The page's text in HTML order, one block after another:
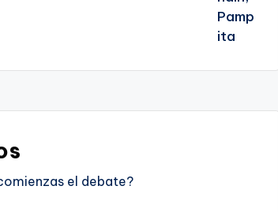
el debate?